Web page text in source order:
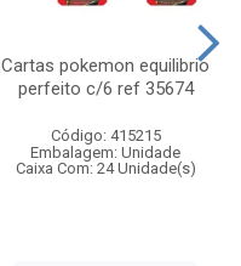
Cartas pokemon equilibrio
perfeito c/6 ref 35674
Código: 415215
Embalagem: Unidade
Caixa Com: 24 Unidade(s)